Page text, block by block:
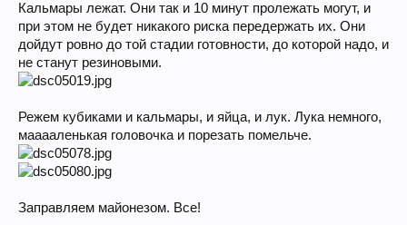
Кальмары лежат. Они так и 10 минут пролежать могут, и
при этом не будет никакого риска передержать их. Они
дойдут ровно до той стадии готовности, до которой надо, и
не станут резиновыми.
Режем кубиками и кальмары, и яйца, и лук. Лука немного,
мааааленькая головочка и порезать помельче.
Заправляем майонезом. Все!